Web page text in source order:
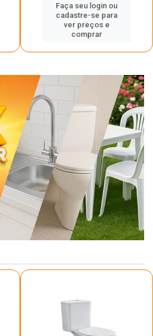
Faça seu login ou
cadastre-se para
ver preços e
comprar